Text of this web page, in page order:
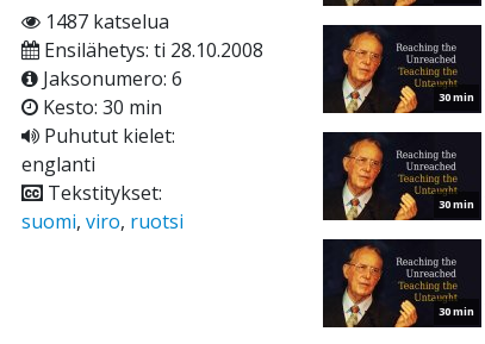
1487 katselua
Ensilähetys: ti 28.10.2008
Jaksonumero: 6
Kesto: 30 min
Puhutut kielet:
englanti
Tekstitykset:
suomi, viro, ruotsi
30 min
30 min
30 min